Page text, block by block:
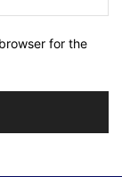
for the